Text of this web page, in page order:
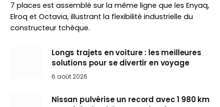
7 places est assemblé sur la même ligne que les Enyaq,
Elroq et Octavia, illustrant la flexibilité industrielle du
constructeur tchèque.
Longs trajets en voiture : les meilleures
solutions pour se divertir en voyage
6 août 2026
Nissan pulvérise un record avec 1 980 km